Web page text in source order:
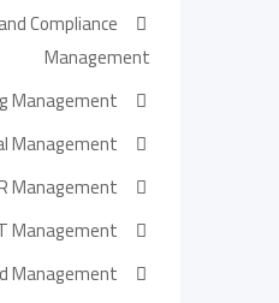
Compliance
Management
Management
Management
Management
Management
Management